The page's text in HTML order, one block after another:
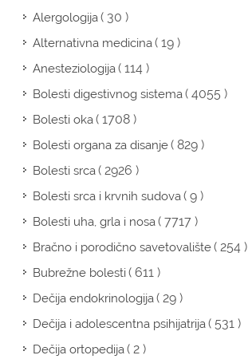
Alergologija( 30 )
Alternativna medicina( 19 )
Anesteziologija( 114 )
Bolesti digestivnog sistema( 4055 )
Bolesti oka( 1708 )
Bolesti organa za disanje( 829 )
Bolesti srca( 2926 )
Bolesti srca i krvnih sudova( 9 )
Bolesti uha, grla i nosa( 7717 )
Bračno i porodično savetovalište( 254 )
Bubrežne bolesti( 611 )
Dečija endokrinologija( 29 )
Dečija i adolescentna psihijatrija( 531 )
Dečija ortopedija( 2 )